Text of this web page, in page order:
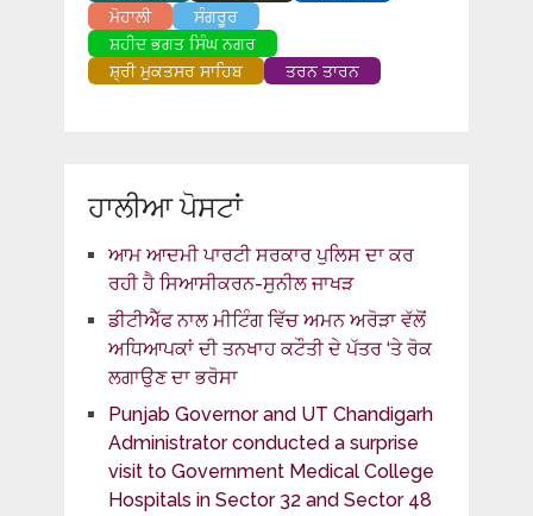
ਮੋਹਾਲੀ
ਸੰਗਰੂਰ
ਸ਼ਹੀਦ ਭਗਤ ਸਿੰਘ ਨਗਰ
ਸ਼੍ਰੀ ਮੁਕਤਸਰ ਸਾਹਿਬ
ਤਰਨ ਤਾਰਨ
ਹਾਲੀਆ ਪੋਸਟਾਂ
ਆਮ ਆਦਮੀ ਪਾਰਟੀ ਸਰਕਾਰ ਪੁਲਿਸ ਦਾ ਕਰ
ਰਹੀ ਹੈ ਸਿਆਸੀਕਰਨ-ਸੁਨੀਲ ਜਾਖੜ
ਡੀਟੀਐੱਫ ਨਾਲ ਮੀਟਿੰਗ ਵਿੱਚ ਅਮਨ ਅਰੋੜਾ ਵੱਲੋਂ
ਅਧਿਆਪਕਾਂ ਦੀ ਤਨਖਾਹ ਕਟੌਤੀ ਦੇ ਪੱਤਰ ‘ਤੇ ਰੋਕ
ਲਗਾਉਣ ਦਾ ਭਰੋਸਾ
Punjab Governor and UT Chandigarh
Administrator conducted a surprise
visit to Government Medical College
Hospitals in Sector 32 and Sector 48